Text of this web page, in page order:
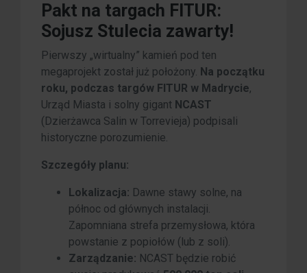
Pakt na targach FITUR:
Sojusz Stulecia zawarty!
Pierwszy „wirtualny” kamień pod ten
megaprojekt został już położony. Na początku
roku, podczas targów FITUR w Madrycie,
Urząd Miasta i solny gigant NCAST
(Dzierżawca Salin w Torrevieja) podpisali
historyczne porozumienie.
Szczegóły planu:
Lokalizacja: Dawne stawy solne, na
północ od głównych instalacji.
Zapomniana strefa przemysłowa, która
powstanie z popiołów (lub z soli).
Zarządzanie: NCAST będzie robić